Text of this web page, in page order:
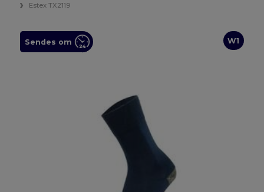
Estex TX2119
W1
Sendes om